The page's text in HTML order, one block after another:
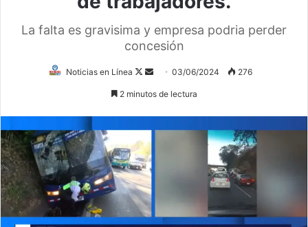
La falta es gravisima y empresa podria perder
concesión
Noticias en Línea
Follow
Send03/06/2024 276
2 minutos de lectura